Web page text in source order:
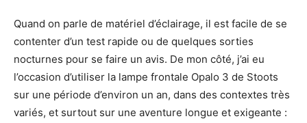
Quand on parle de matériel d’éclairage, il est facile de se
contenter d’un test rapide ou de quelques sorties
nocturnes pour se faire un avis. De mon côté, j’ai eu
l’occasion d’utiliser la lampe frontale Opalo 3 de Stoots
sur une période d’environ un an, dans des contextes très
variés, et surtout sur une aventure longue et exigeante :